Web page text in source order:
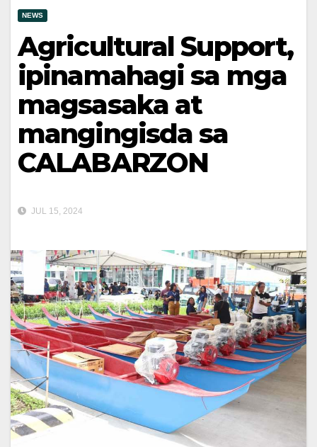
NEWS
Agricultural Support,
ipinamahagi sa mga
magsasaka at
mangingisda sa
CALABARZON
JUL 15, 2024